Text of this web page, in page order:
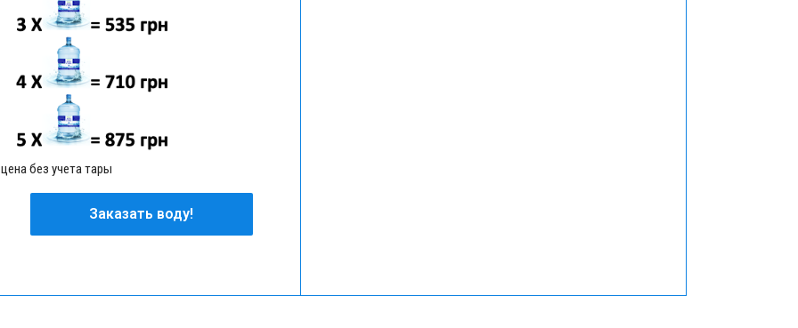
без учета тары
Заказать воду!
Заказать воду!